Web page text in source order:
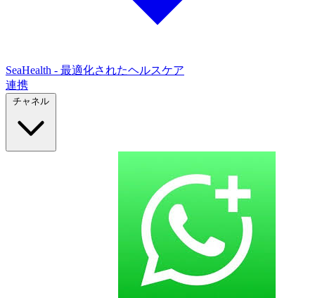
SeaHealth - 最適化されたヘルスケア
連携
チャネル